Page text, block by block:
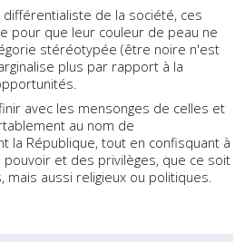
de la société, ces
pour que leur couleur de peau ne
stéréotypée (être noire n'est
plus par rapport à la
avec les mensonges de celles et
au nom de
la République, tout en confisquant à
et des privilèges, que ce soit
aussi religieux ou politiques.